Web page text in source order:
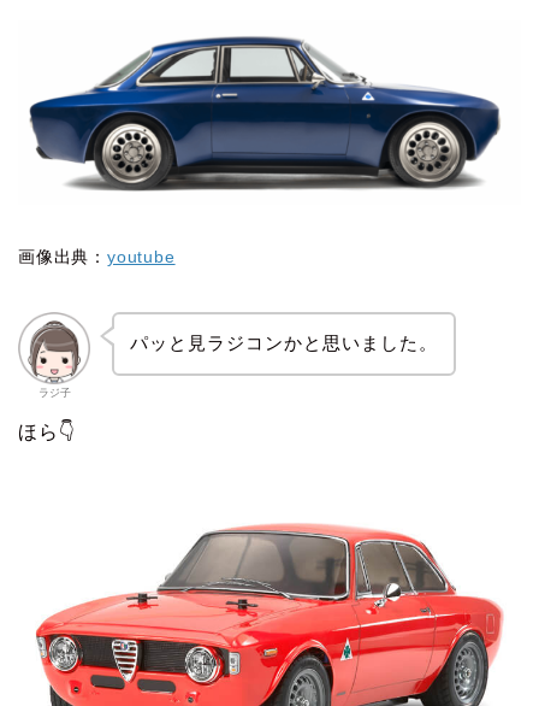
画像出典： youtube
ラジ子
パッと見ラジコンかと思いました。
ほら👇